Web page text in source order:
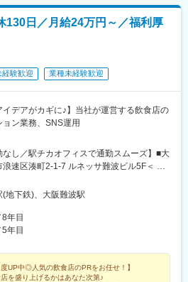
130日／月給24万円～／福利厚
経験歓迎 業種未経験歓迎
イデアがカギに♪】当社が運営する飲食店の
ン業務、SNS運用
なし／駅チカオフィスで通勤スムーズ】■大
速区湊町2-1-7 ルネッサ難波ビル5F＜ ア
」から徒歩1分・地下鉄「なんば駅」32番
が希望しない場合、転勤はありません。※
(地下鉄)、大阪難波駅
年目
年目
度UP中◎人気の飲食店のPRをお任せ！】
を盛り上げるかはあなた次第♪